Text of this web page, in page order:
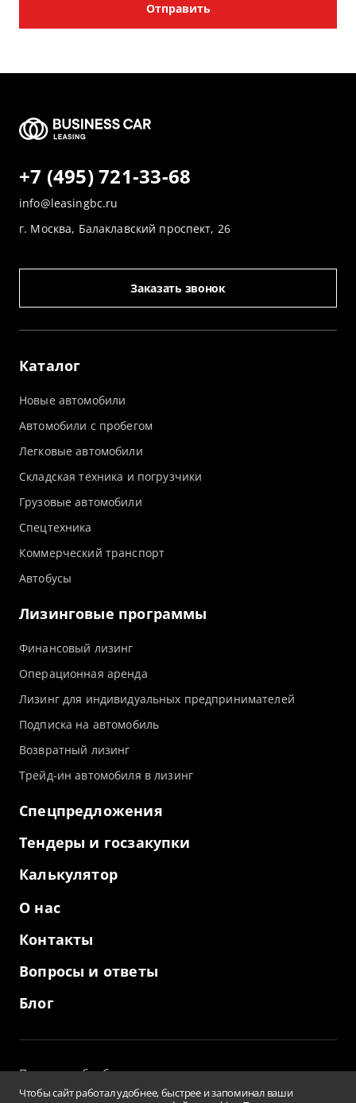
Отправить
Каталог
Новые автомобили
Автомобили с пробегом
Легковые автомобили
Складская техника и погрузчики
Грузовые автомобили
Спецтехника
Коммерческий транспорт
Автобусы
Лизинговые программы
Финансовый лизинг
Операционная аренда
Лизинг для индивидуальных предпринимателей
Подписка на автомобиль
Возвратный лизинг
Трейд-ин автомобиля в лизинг
Спецпредложения
Тендеры и госзакупки
Калькулятор
О нас
Контакты
Вопросы и ответы
Блог
+7 (495) 721-33-68
info@leasingbc.ru
г. Москва, Балаклавский проспект, 26
Заказать звонок
Политика обработки персональных данных
и использование файлов cookies
Чтобы сайт работал удобнее, быстрее и запоминал ваши